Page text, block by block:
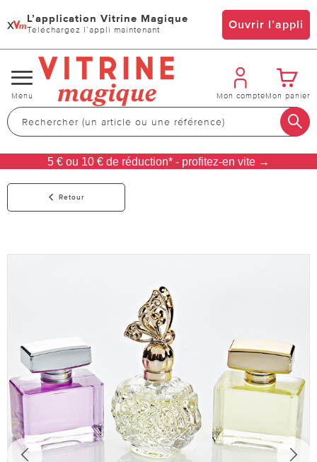
x L’application Vitrine Magique
Téléchargez l’appli maintenant Ouvrir l’appli
Changer
de
navigation
Menu Mon compteMon panier
5 € ou 10 € de réduction* - profitez-en vite →
Retour